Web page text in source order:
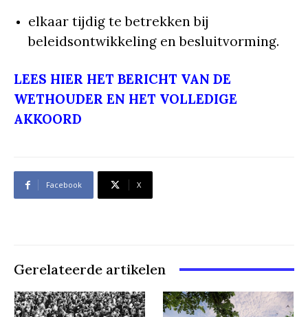
elkaar tijdig te betrekken bij
beleidsontwikkeling en besluitvorming.
LEES HIER HET BERICHT VAN DE
WETHOUDER EN HET VOLLEDIGE
AKKOORD
Facebook X
Gerelateerde artikelen